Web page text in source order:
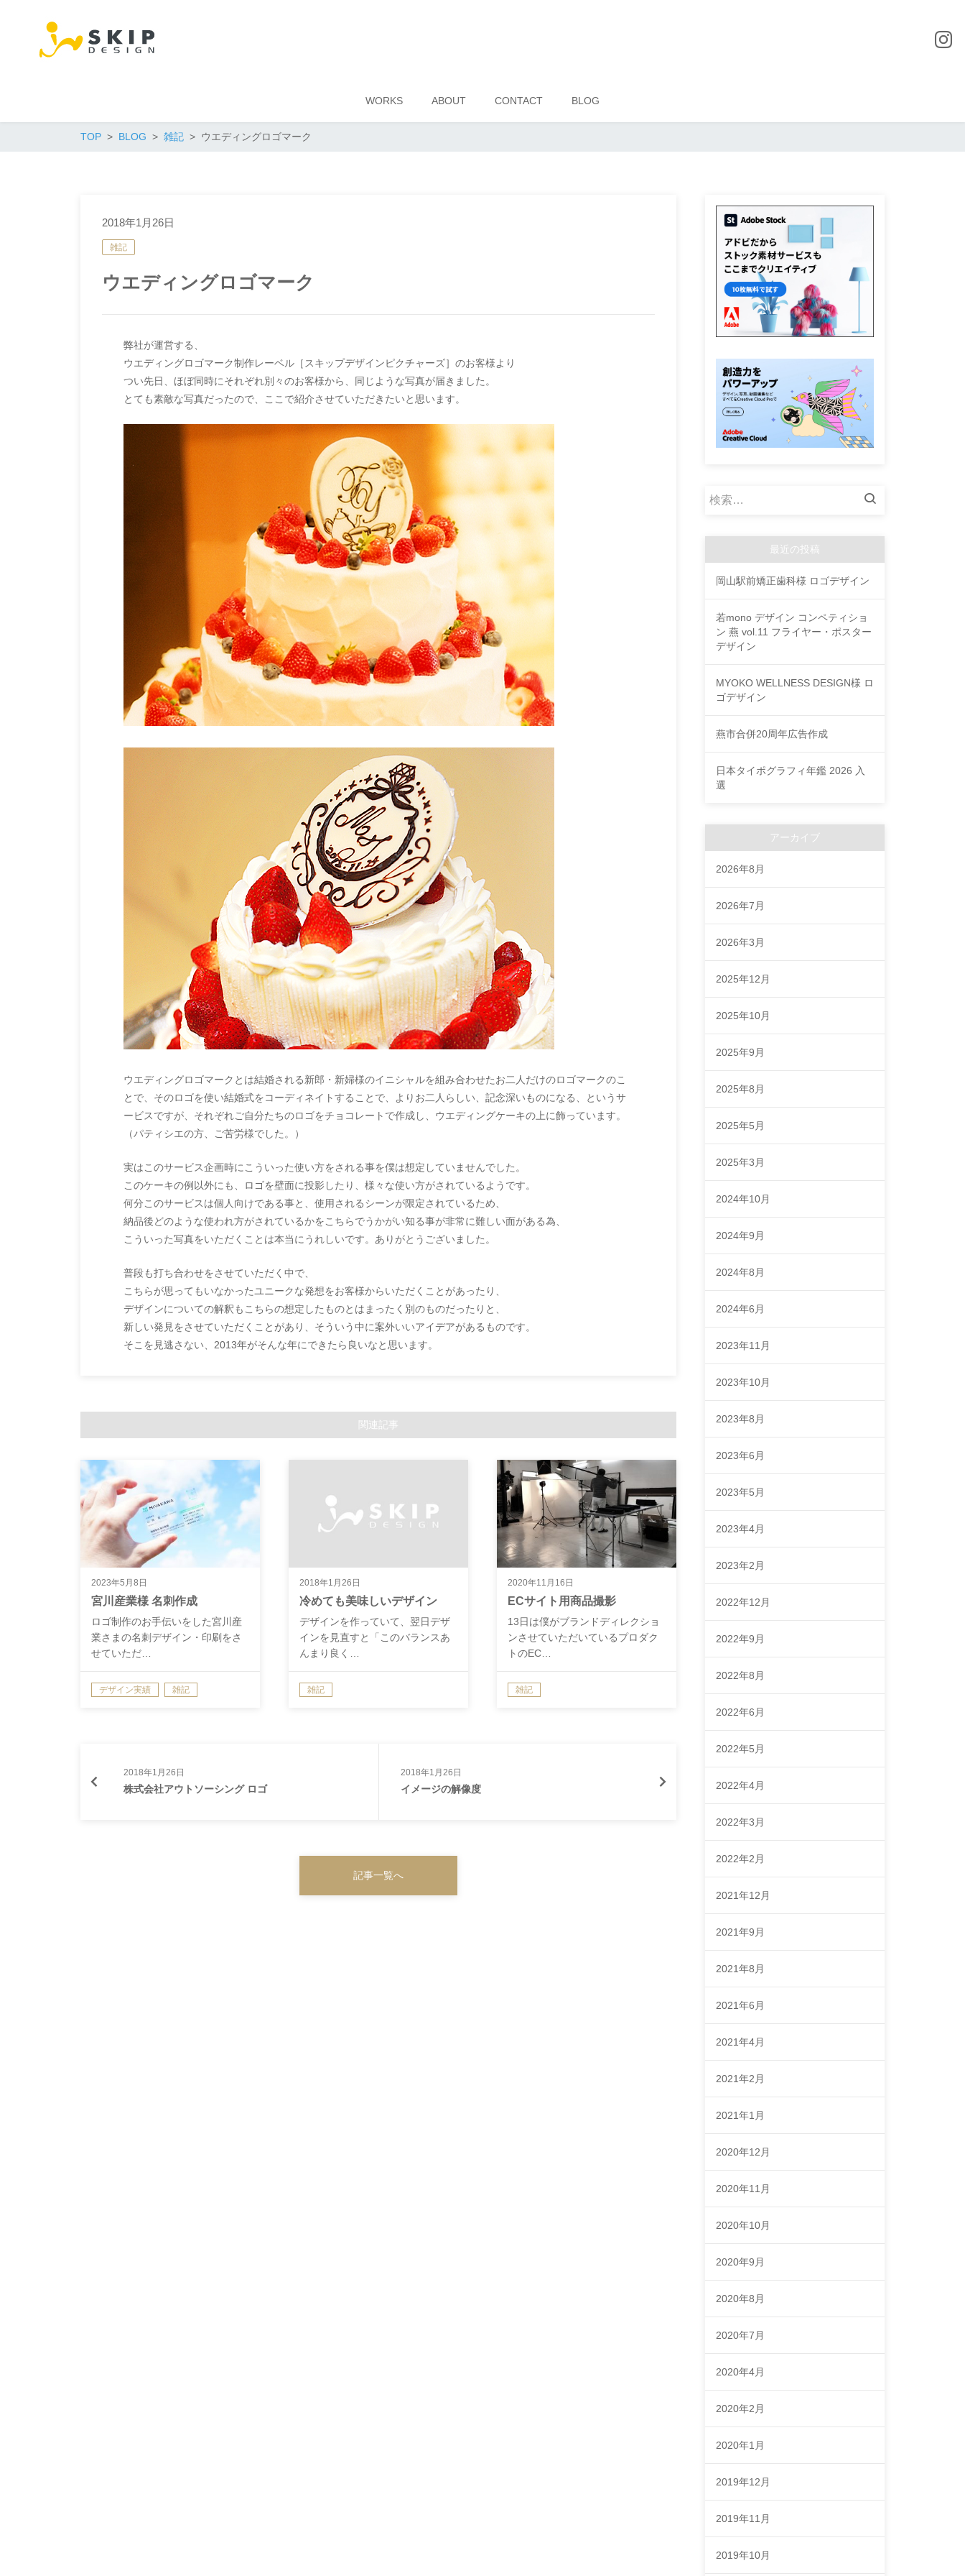
WORKS ABOUT CONTACT BLOG
TOP BLOG 雑記 ウエディングロゴマーク
2018年1月26日
雑記
ウエディングロゴマーク
弊社が運営する、
ウエディングロゴマーク制作レーベル［スキップデザインピクチャーズ］のお客様より
つい先日、ほぼ同時にそれぞれ別々のお客様から、同じような写真が届きました。
とても素敵な写真だったので、ここで紹介させていただきたいと思います。
ウエディングロゴマークとは結婚される新郎・新婦様のイニシャルを組み合わせたお二人だけのロゴマークのこ
とで、そのロゴを使い結婚式をコーディネイトすることで、よりお二人らしい、記念深いものになる、というサ
ービスですが、それぞれご自分たちのロゴをチョコレートで作成し、ウエディングケーキの上に飾っています。
（パティシエの方、ご苦労様でした。）
実はこのサービス企画時にこういった使い方をされる事を僕は想定していませんでした。
このケーキの例以外にも、ロゴを壁面に投影したり、様々な使い方がされているようです。
何分このサービスは個人向けである事と、使用されるシーンが限定されているため、
納品後どのような使われ方がされているかをこちらでうかがい知る事が非常に難しい面がある為、
こういった写真をいただくことは本当にうれしいです。ありがとうございました。
普段も打ち合わせをさせていただく中で、
こちらが思ってもいなかったユニークな発想をお客様からいただくことがあったり、
デザインについての解釈もこちらの想定したものとはまったく別のものだったりと、
新しい発見をさせていただくことがあり、そういう中に案外いいアイデアがあるものです。
そこを見逃さない、2013年がそんな年にできたら良いなと思います。
関連記事
2023年5月8日
宮川産業様 名刺作成
ロゴ制作のお手伝いをした宮川産
業さまの名刺デザイン・印刷をさ
せていただ…
デザイン実績 雑記
2018年1月26日
冷めても美味しいデザイン
デザインを作っていて、翌日デザ
インを見直すと「このバランスあ
んまり良く…
雑記
2020年11月16日
ECサイト用商品撮影
13日は僕がブランドディレクショ
ンさせていただいているプロダク
トのEC…
雑記
2018年1月26日
株式会社アウトソーシング ロゴ
2018年1月26日
イメージの解像度
記事一覧へ
検
最近の投稿
岡山駅前矯正歯科様 ロゴデザイン
若mono デザイン コンペティショ
ン 燕 vol.11 フライヤー・ポスター
デザイン
MYOKO WELLNESS DESIGN様 ロ
ゴデザイン
燕市合併20周年広告作成
日本タイポグラフィ年鑑 2026 入
選
アーカイブ
2026年8月
2026年7月
2026年3月
2025年12月
2025年10月
2025年9月
2025年8月
2025年5月
2025年3月
2024年10月
2024年9月
2024年8月
2024年6月
2023年11月
2023年10月
2023年8月
2023年6月
2023年5月
2023年4月
2023年2月
2022年12月
2022年9月
2022年8月
2022年6月
2022年5月
2022年4月
2022年3月
2022年2月
2021年12月
2021年9月
2021年8月
2021年6月
2021年4月
2021年2月
2021年1月
2020年12月
2020年11月
2020年10月
2020年9月
2020年8月
2020年7月
2020年4月
2020年2月
2020年1月
2019年12月
2019年11月
2019年10月